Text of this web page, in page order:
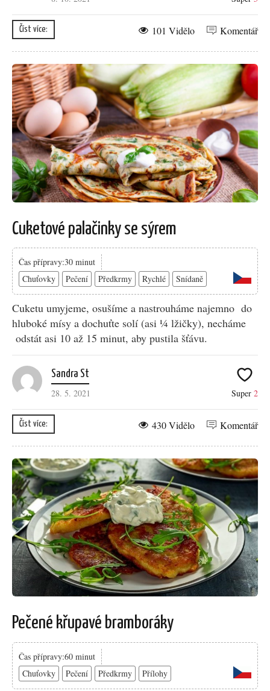
Číst více: Komentář
101 Vidělo
Cuketové palačinky se sýrem
Čas přípravy:30 minut
Chuťovky
Pečení Předkrmy Rychlé Snídaně
Cuketu umyjeme, osušíme a nastrouháme najemno do
hluboké mísy a dochuťte solí (asi ¼ lžičky), necháme
odstát asi 10 až 15 minut, aby pustila šťávu.
Sandra St
28. 5. 2021
Super 2
Číst více: Komentář
430 Vidělo
Pečené křupavé bramboráky
Čas přípravy:60 minut
Chuťovky
Pečení Předkrmy Přílohy